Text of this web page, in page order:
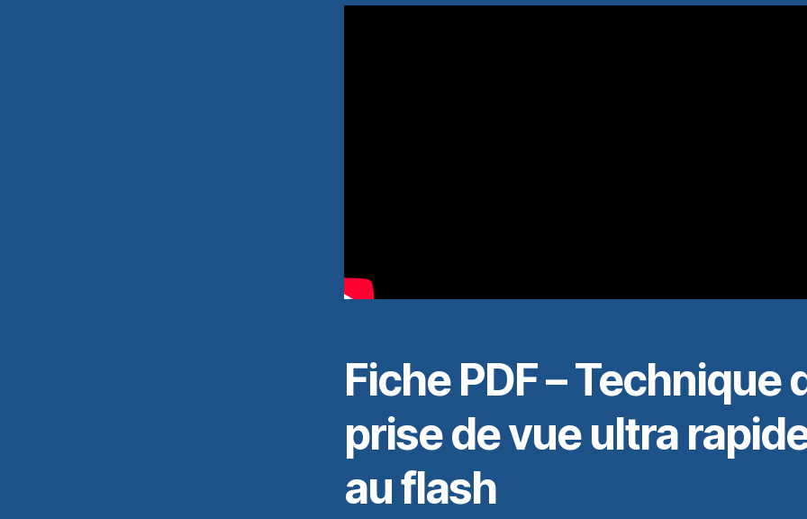
Fiche PDF – Technique
prise de vue ultra
au flash